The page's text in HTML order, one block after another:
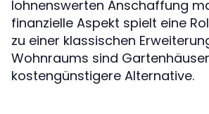
lohnenswerten Anschaffung
finanzielle Aspekt spielt eine
zu einer klassischen
Wohnraums sind
kostengünstigere Alternative.